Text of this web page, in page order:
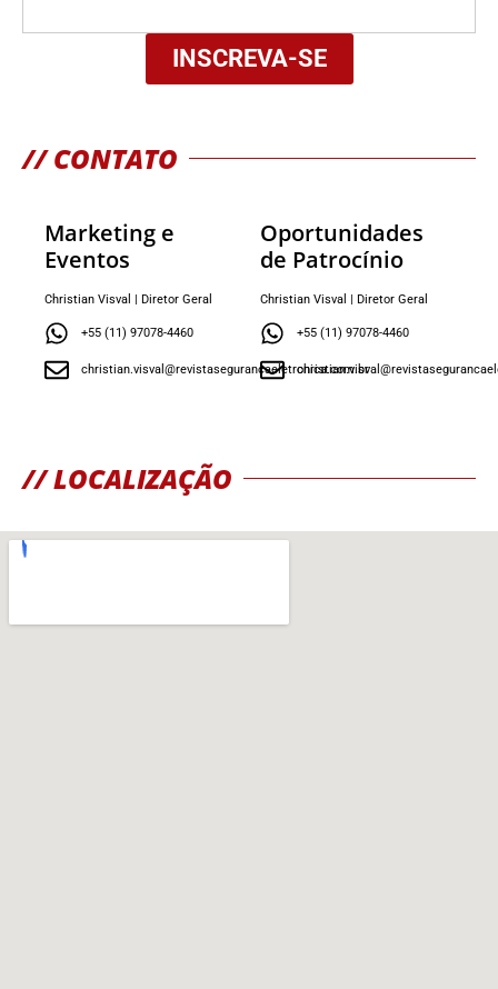
INSCREVA-SE
// CONTATO
Marketing e
Eventos
Christian Visval | Diretor Geral
+55 (11) 97078-4460
christian.visval@revistasegurancaeletronica.com.br
Oportunidades
de Patrocínio
Christian Visval | Diretor Geral
+55 (11) 97078-4460
// LOCALIZAÇÃO